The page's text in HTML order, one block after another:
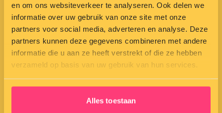
en om ons websiteverkeer te analyseren. Ook delen we
informatie over uw gebruik van onze site met onze
partners voor social media, adverteren en analyse. Deze
partners kunnen deze gegevens combineren met andere
informatie die u aan ze heeft verstrekt of die ze hebben
verzameld op basis van uw gebruik van hun services.
Alles toestaan
Direct naar
Home
Hoe werken wij?
Over ons